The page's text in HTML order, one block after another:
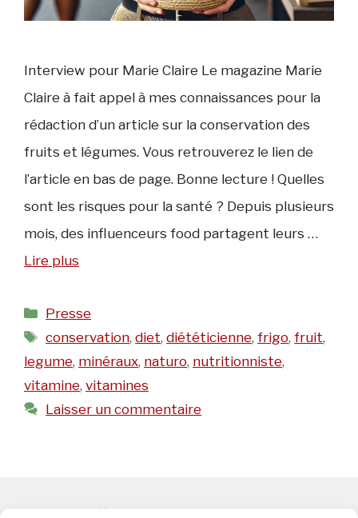
Interview pour Marie Claire Le magazine Marie
Claire à fait appel à mes connaissances pour la
rédaction d’un article sur la conservation des
fruits et légumes. Vous retrouverez le lien de
l’article en bas de page. Bonne lecture ! Quelles
sont les risques pour la santé ? Depuis plusieurs
mois, des influenceurs food partagent leurs …
Lire plus
Catégories
Presse
Étiquettes
conservation,diet,diététicienne,frigo,fruit,
legume, minéraux, naturo, nutritionniste,
vitamine, vitamines
Laisser un commentaire